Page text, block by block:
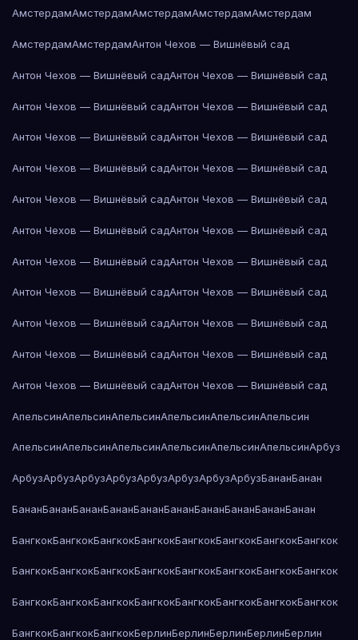
АмстердамАмстердамАмстердамАмстердамАмстердам
АмстердамАмстердамАнтон Чехов — Вишнёвый сад
Антон Чехов — Вишнёвый садАнтон Чехов — Вишнёвый сад
Антон Чехов — Вишнёвый садАнтон Чехов — Вишнёвый сад
Антон Чехов — Вишнёвый садАнтон Чехов — Вишнёвый сад
Антон Чехов — Вишнёвый садАнтон Чехов — Вишнёвый сад
Антон Чехов — Вишнёвый садАнтон Чехов — Вишнёвый сад
Антон Чехов — Вишнёвый садАнтон Чехов — Вишнёвый сад
Антон Чехов — Вишнёвый садАнтон Чехов — Вишнёвый сад
Антон Чехов — Вишнёвый садАнтон Чехов — Вишнёвый сад
Антон Чехов — Вишнёвый садАнтон Чехов — Вишнёвый сад
Антон Чехов — Вишнёвый садАнтон Чехов — Вишнёвый сад
Антон Чехов — Вишнёвый садАнтон Чехов — Вишнёвый сад
АпельсинАпельсинАпельсинАпельсинАпельсинАпельсин
АпельсинАпельсинАпельсинАпельсинАпельсинАпельсинАрбуз
АрбузАрбузАрбузАрбузАрбузАрбузАрбузАрбузБананБанан
БананБананБананБананБананБананБананБананБананБанан
БангкокБангкокБангкокБангкокБангкокБангкокБангкокБангкок
БангкокБангкокБангкокБангкокБангкокБангкокБангкокБангкок
БангкокБангкокБангкокБангкокБангкокБангкокБангкокБангкок
БангкокБангкокБангкокБерлинБерлинБерлинБерлинБерлин